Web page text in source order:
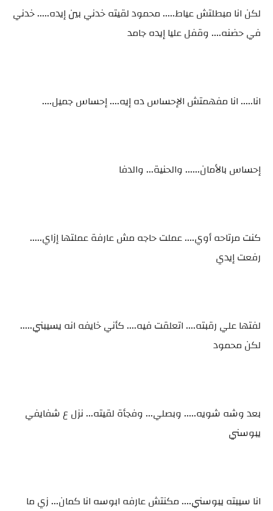
لكن انا مبطلتش عياط..... محمود لقيته خدني بين إيده..... خدني
في حضنه.... وقفل عليا إيده جامد
انا..... انا مفهمتش الإحساس ده إيه.... إحساس جميل....
إحساس بالأمان...... والحنية... والدفا
كنت مرتاحه أوي.... عملت حاجه مش عارفة عملتها إزاي.....
رفعت إيدي
لفتها علي رقبته.... اتعلقت فيه.... كأني خايفه انه يسيبني.....
لكن محمود
بعد وشه شويه..... وبصلي... وفجأة لقيته... نزل ع شفايفي
يبوسني
انا سيبته يبوسني.... مكنتش عارفه ابوسه انا كمان... زي ما